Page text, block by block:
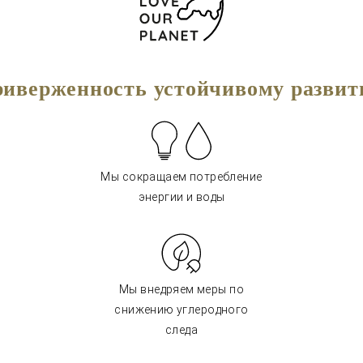
устойчивому
Мы сокращаем потребление
энергии и воды
Мы внедряем меры по
снижению углеродного
следа